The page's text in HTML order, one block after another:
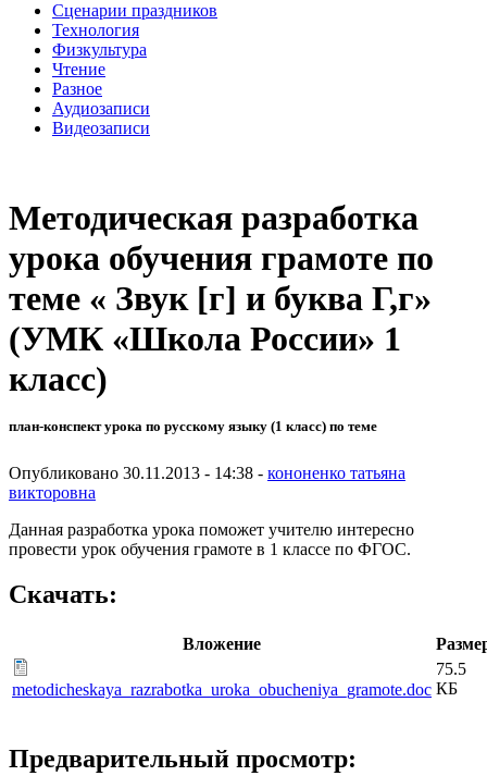
Сценарии праздников
Технология
Физкультура
Чтение
Разное
Аудиозаписи
Видеозаписи
Методическая разработка
урока обучения грамоте по
теме « Звук [г] и буква Г,г»
(УМК «Школа России» 1
класс)
план-конспект урока по русскому языку (1 класс) по теме
Опубликовано 30.11.2013 - 14:38 - кононенко татьяна
викторовна
Данная разработка урока поможет учителю интересно
провести урок обучения грамоте в 1 классе по ФГОС.
Скачать:
Вложение
metodicheskaya_razrabotka_uroka_obucheniya_gramote.doc
75.5
КБ
Предварительный просмотр: